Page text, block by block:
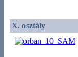
X. osztály